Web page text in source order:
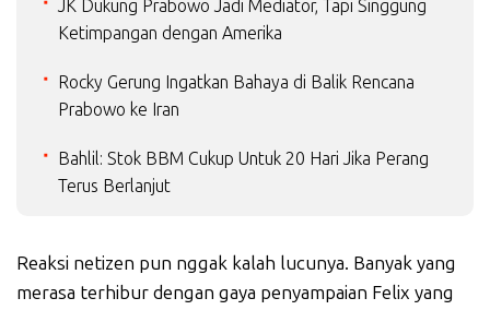
JK Dukung Prabowo Jadi Mediator, Tapi Singgung
Ketimpangan dengan Amerika
Rocky Gerung Ingatkan Bahaya di Balik Rencana
Prabowo ke Iran
Bahlil: Stok BBM Cukup Untuk 20 Hari Jika Perang
Terus Berlanjut
Reaksi netizen pun nggak kalah lucunya. Banyak yang
merasa terhibur dengan gaya penyampaian Felix yang